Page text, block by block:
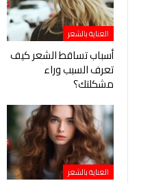
العناية بالشعر
أسباب تساقط الشعر كيف
تعرف السبب وراء
مشكلتك؟
العناية بالشعر